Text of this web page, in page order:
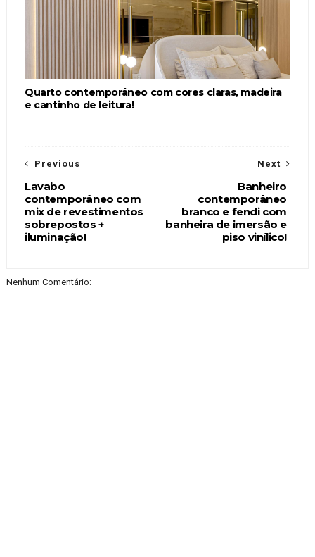
Quarto contemporâneo com cores claras, madeira
e cantinho de leitura!
Next
Banheiro
contemporâneo
branco e fendi com
banheira de imersão e
piso vinílico!
Previous
Lavabo
contemporâneo com
mix de revestimentos
sobrepostos +
iluminação!
Nenhum Comentário: